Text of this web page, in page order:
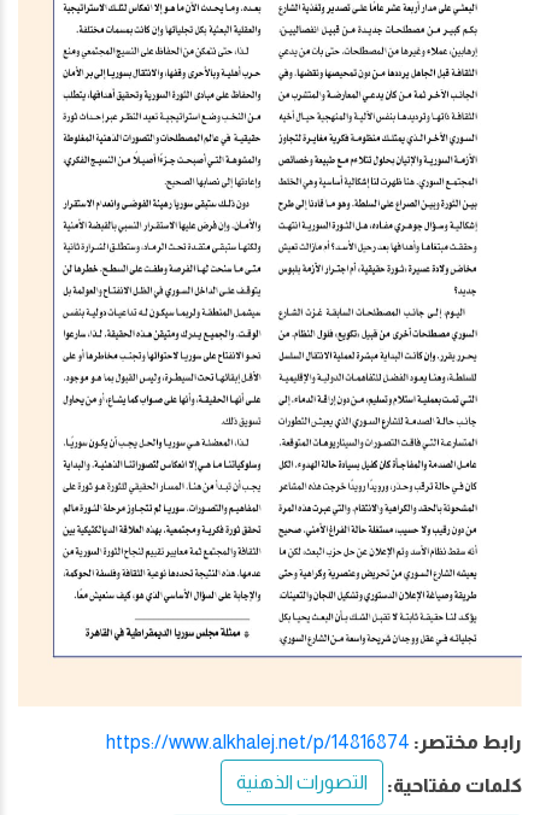
رابط مختصر: https://www.alkhalej.net/p/14816874
كلمات مفتاحية: التصورات الذهنية